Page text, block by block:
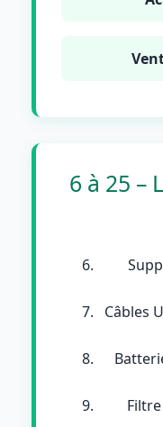
6 à 25 –
Câbles